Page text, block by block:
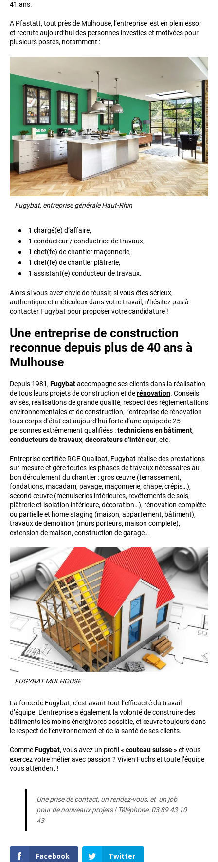
41 ans.
À Pfastatt, tout près de Mulhouse, l’entreprise est en plein essor
et recrute aujourd’hui des personnes investies et motivées pour
plusieurs postes, notamment :
Fugybat, entreprise générale Haut-Rhin
1 chargé(e) d’affaire,
1 conducteur / conductrice de travaux,
1 chef(fe) de chantier maçonnerie,
1 chef(fe) de chantier plâtrerie,
1 assistant(e) conducteur de travaux.
Alors si vous avez envie de réussir, si vous êtes sérieux,
authentique et méticuleux dans votre travail, n’hésitez pas à
contacter Fugybat pour proposer votre candidature !
Une entreprise de construction
reconnue depuis plus de 40 ans à
Mulhouse
Depuis 1981, Fugybataccompagne ses clients dans la réalisation
de tous leurs projets de construction et derénovation. Conseils
avisés, réalisations de grande qualité, respect des réglementations
environnementales et de construction, l’entreprise de rénovation
tous corps d’état est aujourd’hui forte d’une équipe de 25
personnes extrêmement qualifiées :techniciens en bâtiment,
conducteurs de travaux, décorateurs d’intérieur, etc.
Entreprise certifiée RGE Qualibat, Fugybat réalise des prestations
sur-mesure et gère toutes les phases de travaux nécessaires au
bon déroulement du chantier : gros œuvre (terrassement,
fondations, macadam, pavage, maçonnerie, chape, crépis…),
second œuvre (menuiseries intérieures, revêtements de sols,
plâtrerie et isolation intérieure, décoration…), rénovation complète
ou partielle et home staging (maison, appartement, bâtiment),
travaux de démolition (murs porteurs, maison complète),
extension de maison, construction de garage…
FUGYBAT MULHOUSE
La force de Fugybat, c’est avant tout l’efficacité du travail
d’équipe. L’entreprise a également la volonté de construire des
bâtiments les moins énergivores possible, et œuvre toujours dans
le respect de l’environnement et de la santé de ses clients.
CommeFugybat, vous avez un profil « couteau suisse » et vous
exercez votre métier avec passion ? Vivien Fuchs et toute l’équipe
vous attendent !
Une prise de contact, un rendez-vous, et un job
pour de nouveaux projets ! Téléphone: 03 89 43 10
43
Facebook Twitter